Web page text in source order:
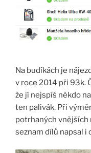
Na budíkách je
v roce 2014 při 93k.
že jí nejspíš někdo
ten palivák. Při
potrhaných vnějších
seznam dílů napsal i